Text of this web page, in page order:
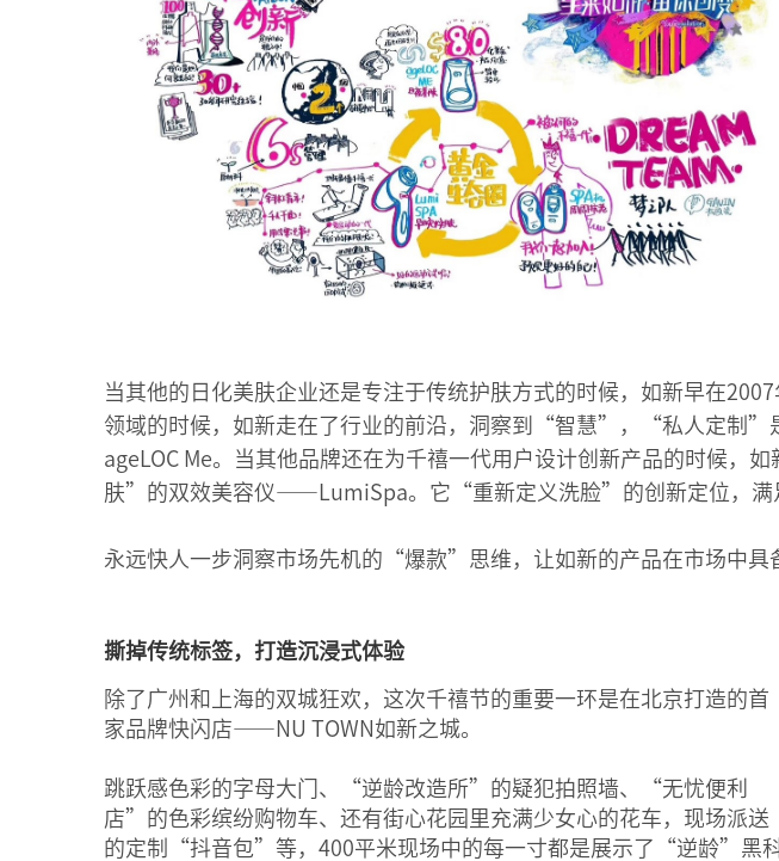
当其他的日化美肤企业还是专注于传统护肤方式的时候，如新早在
领域的时候，如新走在了行业的前沿，洞察到“智慧”，“私人定制”
ageLOC Me。当其他品牌还在为千禧一代用户设计创新产品的时候
肤”的双效美容仪——LumiSpa。它“重新定义洗脸”的创新定位，满
永远快人一步洞察市场先机的“爆款”思维，让如新的产品在市场中具
撕掉传统标签，打造沉浸式体验
除了广州和上海的双城狂欢，这次千禧节的重要一环是在北京打造的首
家品牌快闪店——NU TOWN如新之城。
跳跃感色彩的字母大门、“逆龄改造所”的疑犯拍照墙、“无忧便利
店”的色彩缤纷购物车、还有街心花园里充满少女心的花车，现场派送
的定制“抖音包”等，400平米现场中的每一寸都是展示了“逆龄”黑